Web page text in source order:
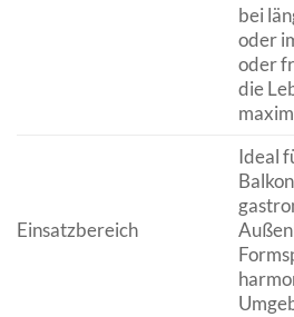
bei
oder
oder
die
Einsatzbereich
Ideal